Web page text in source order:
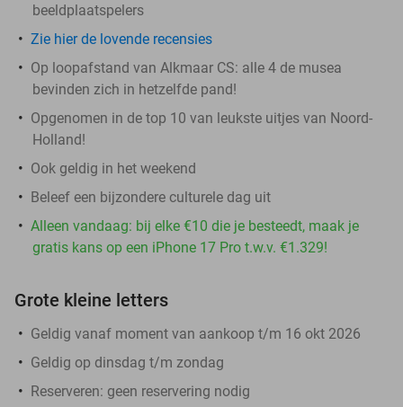
beeldplaatspelers
Zie hier de lovende recensies
Op loopafstand van Alkmaar CS: alle 4 de musea
bevinden zich in hetzelfde pand!
Opgenomen in de top 10 van leukste uitjes van Noord-
Holland!
Ook geldig in het weekend
Beleef een bijzondere culturele dag uit
Alleen vandaag: bij elke €10 die je besteedt, maak je
gratis kans op een iPhone 17 Pro t.w.v. €1.329!
Grote kleine letters
Geldig vanaf moment van aankoop t/m 16 okt 2026
Geldig op dinsdag t/m zondag
Reserveren: geen reservering nodig